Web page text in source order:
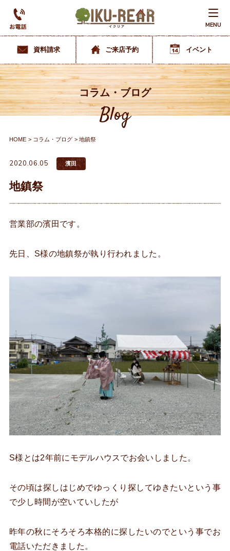
MENU
資料請求 ご来店予約 イベント
コラム・ブログ
Blog
HOME コラム・ブログ 地鎮祭
2020.06.05 濱田
地鎮祭
営業部の濱田です。
先日、S様の地鎮祭が執り行われました。
S様とは2年前にモデルハウスでお会いしました。
その頃は探しはじめでゆっくり探してゆきたいという事
で少し時間が空いていしたが
昨年の秋にそろそろ本格的に探したいのでという事でお
電話いただきました。